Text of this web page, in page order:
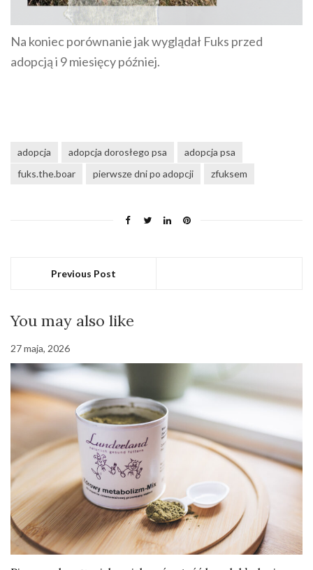
Na koniec porównanie jak wyglądał Fuks przed
adopcją i 9 miesięcy później.
adopcja adopcja dorosłego psa
adopcja psa
fuks.the.boar
pierwsze dni po adopcji zfuksem
Previous Post
You may also like
27 maja, 2026